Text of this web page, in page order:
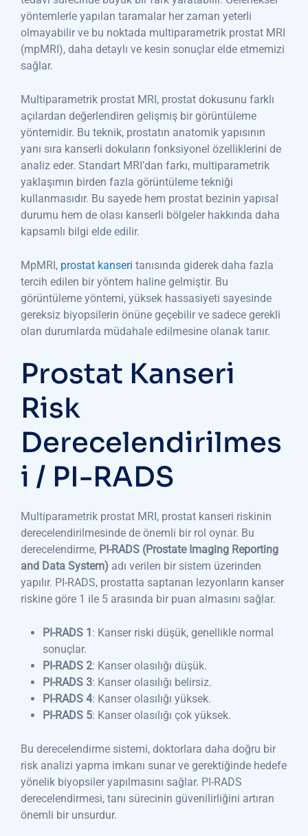
yöntemlerle yapılan taramalar her zaman yeterli
olmayabilir ve bu noktada multiparametrik prostat MRI
(mpMRI), daha detaylı ve kesin sonuçlar elde etmemizi
sağlar.
Multiparametrik prostat MRI, prostat dokusunu farklı
açılardan değerlendiren gelişmiş bir görüntüleme
yöntemidir. Bu teknik, prostatın anatomik yapısının
yanı sıra kanserli dokuların fonksiyonel özelliklerini de
analiz eder. Standart MRI’dan farkı, multiparametrik
yaklaşımın birden fazla görüntüleme tekniği
kullanmasıdır. Bu sayede hem prostat bezinin yapısal
durumu hem de olası kanserli bölgeler hakkında daha
kapsamlı bilgi elde edilir.
MpMRI, prostat kanseri tanısında giderek daha fazla
tercih edilen bir yöntem haline gelmiştir. Bu
görüntüleme yöntemi, yüksek hassasiyeti sayesinde
gereksiz biyopsilerin önüne geçebilir ve sadece gerekli
olan durumlarda müdahale edilmesine olanak tanır.
Prostat Kanseri
Risk
Derecelendirilmes
i / PI-RADS
Multiparametrik prostat MRI, prostat kanseri riskinin
derecelendirilmesinde de önemli bir rol oynar. Bu
derecelendirme, PI-RADS (Prostate Imaging Reporting
and Data System) adı verilen bir sistem üzerinden
yapılır. PI-RADS, prostatta saptanan lezyonların kanser
riskine göre 1 ile 5 arasında bir puan almasını sağlar.
PI-RADS 1 : Kanser riski düşük, genellikle normal
sonuçlar.
PI-RADS 2: Kanser olasılığı düşük.
PI-RADS 3: Kanser olasılığı belirsiz.
PI-RADS 4: Kanser olasılığı yüksek.
PI-RADS 5: Kanser olasılığı çok yüksek.
Bu derecelendirme sistemi, doktorlara daha doğru bir
risk analizi yapma imkanı sunar ve gerektiğinde hedefe
yönelik biyopsiler yapılmasını sağlar. PI-RADS
derecelendirmesi, tanı sürecinin güvenilirliğini artıran
önemli bir unsurdur.